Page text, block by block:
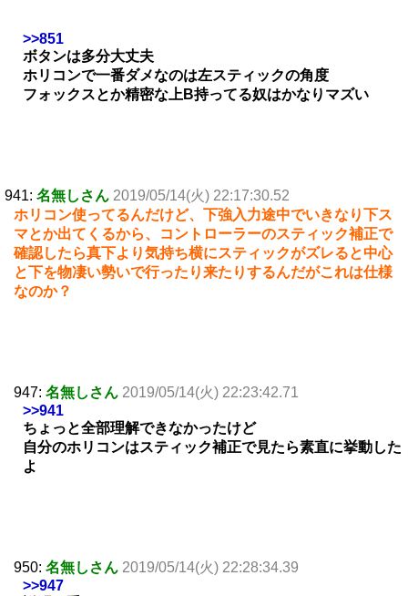
>>851
ボタンは多分大丈夫
ホリコンで一番ダメなのは左スティックの角度
フォックスとか精密な上B持ってる奴はかなりマズい
941: 名無しさん 2019/05/14(火) 22:17:30.52
ホリコン使ってるんだけど、下強入力途中でいきなり下ス
マとか出てくるから、コントローラーのスティック補正で
確認したら真下より気持ち横にスティックがズレると中心
と下を物凄い勢いで行ったり来たりするんだがこれは仕様
なのか？
947: 名無しさん 2019/05/14(火) 22:23:42.71
>>941
ちょっと全部理解できなかったけど
自分のホリコンはスティック補正で見たら素直に挙動した
よ
950: 名無しさん 2019/05/14(火) 22:28:34.39
>>947